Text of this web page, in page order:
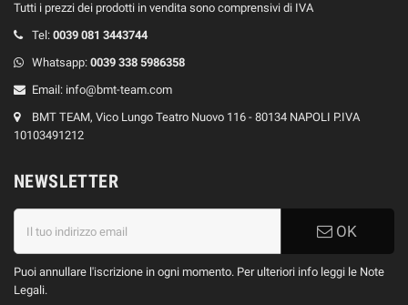
Tutti i prezzi dei prodotti in vendita sono comprensivi di IVA
Tel: 0039 081 3443744
Whatsapp: 0039 338 5986358
Email: info@bmt-team.com
BMT TEAM, Vico Lungo Teatro Nuovo 116 - 80134 NAPOLI P.IVA
10103491212
NEWSLETTER
OK
Puoi annullare l'iscrizione in ogni momento. Per ulteriori info leggi le Note
Legali.